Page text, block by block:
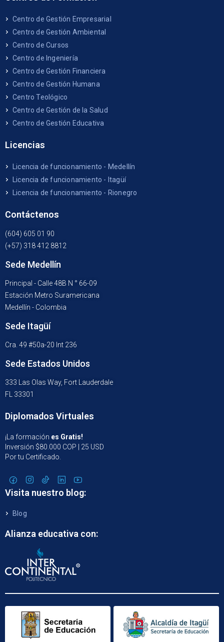
Centro de Gestión Empresarial
Centro de Gestión Ambiental
Centro de Cursos
Centro de Ingeniería
Centro de Gestión Financiera
Centro de Gestión Humana
Centro Teológico
Centro de Gestión de la Salud
Centro de Gestión Educativa
Licencias
Licencia de funcionamiento - Medellín
Licencia de funcionamiento - Itagüí
Licencia de funcionamiento - Rionegro
Contáctenos
(604) 605 01 90
(+57) 318 412 8812
Sede Medellín
Principal - Calle 48B N ° 66-09
Estación Metro Suramericana
Medellín - Colombia
Sede Itagüí
Cra. 49 #50a-20 Int 236
Sede Estados Unidos
333 Las Olas Way, Fort Lauderdale
FL 33301
Diplomados Virtuales
¡La formación es Gratis!
Inversión $80.000 COP | 25 USD
Por tu Certificado.
Visita nuestro blog:
Blog
Alianza educativa con: